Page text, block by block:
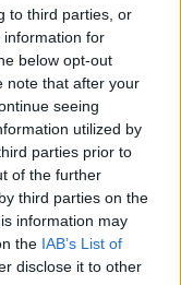
to third parties, or
information for
below opt-out
note that after your
seeing
utilized by
parties prior to
of the further
third parties on the
information may
the IAB’s List of
disclose it to other
Sky Olbia
reale?
di